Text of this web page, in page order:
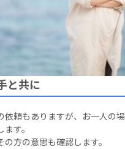
と共に
依頼もありますが、お一人の
す。
方の意思も確認します。